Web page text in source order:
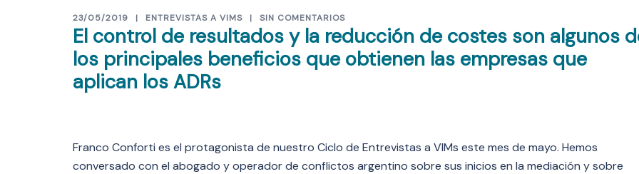
23/05/2019 ENTREVISTAS A VIMS SIN COMENTARIOS
El control de resultados y la reducción de costes son algunos
los principales beneficios que obtienen las empresas que
aplican los ADRs
Franco Conforti es el protagonista de nuestro Ciclo de Entrevistas a VIMs este mes de mayo. Hemos
conversado con el abogado y operador de conflictos argentino sobre sus inicios en la mediación y sobre